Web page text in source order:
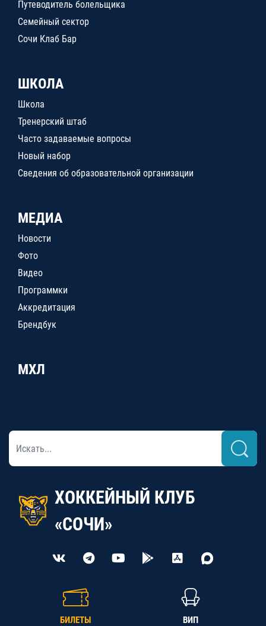
Путеводитель болельщика
Семейный сектор
Сочи Клаб Бар
ШКОЛА
Школа
Тренерский штаб
Часто задаваемые вопросы
Новый набор
Сведения об образовательной организации
МЕДИА
Новости
Фото
Видео
Программки
Аккредитация
Брендбук
МХЛ
ХОККЕЙНЫЙ КЛУБ
«СОЧИ»
БИЛЕТЫ ВИП